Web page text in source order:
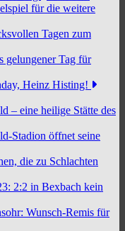
für die weitere
Tagen zum
gelungener Tag für
Heinz Histing!
– eine heilige Stätte des
Stadion öffnet seine
die zu Schlachten
2:2 in Bexbach kein
Wunsch-Remis für